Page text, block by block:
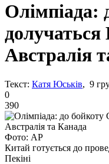
долучаться
Австралія
Текст: Катя Юськів, 9
0
390
Фото: АР
Китай готується до
Пекіні